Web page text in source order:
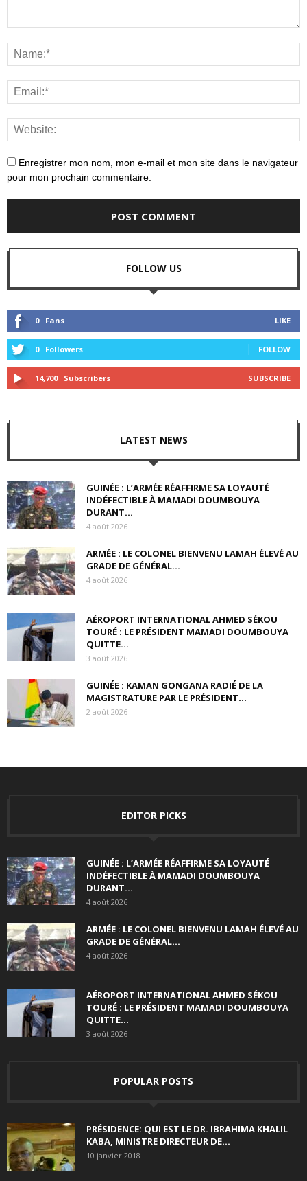
Enregistrer mon nom, mon e-mail et mon site dans le navigateur
pour mon prochain commentaire.
FOLLOW US
0 Fans LIKE
0 Followers FOLLOW
14,700 Subscribers SUBSCRIBE
LATEST NEWS
GUINÉE : L’ARMÉE RÉAFFIRME SA LOYAUTÉ
INDÉFECTIBLE À MAMADI DOUMBOUYA
DURANT...
4 août 2026
ARMÉE : LE COLONEL BIENVENU LAMAH ÉLEVÉ AU
GRADE DE GÉNÉRAL...
4 août 2026
AÉROPORT INTERNATIONAL AHMED SÉKOU
TOURÉ : LE PRÉSIDENT MAMADI DOUMBOUYA
QUITTE...
3 août 2026
GUINÉE : KAMAN GONGANA RADIÉ DE LA
MAGISTRATURE PAR LE PRÉSIDENT...
2 août 2026
EDITOR PICKS
GUINÉE : L’ARMÉE RÉAFFIRME SA LOYAUTÉ
INDÉFECTIBLE À MAMADI DOUMBOUYA
DURANT...
4 août 2026
ARMÉE : LE COLONEL BIENVENU LAMAH ÉLEVÉ AU
GRADE DE GÉNÉRAL...
4 août 2026
AÉROPORT INTERNATIONAL AHMED SÉKOU
TOURÉ : LE PRÉSIDENT MAMADI DOUMBOUYA
QUITTE...
3 août 2026
POPULAR POSTS
PRÉSIDENCE: QUI EST LE DR. IBRAHIMA KHALIL
KABA, MINISTRE DIRECTEUR DE...
10 janvier 2018